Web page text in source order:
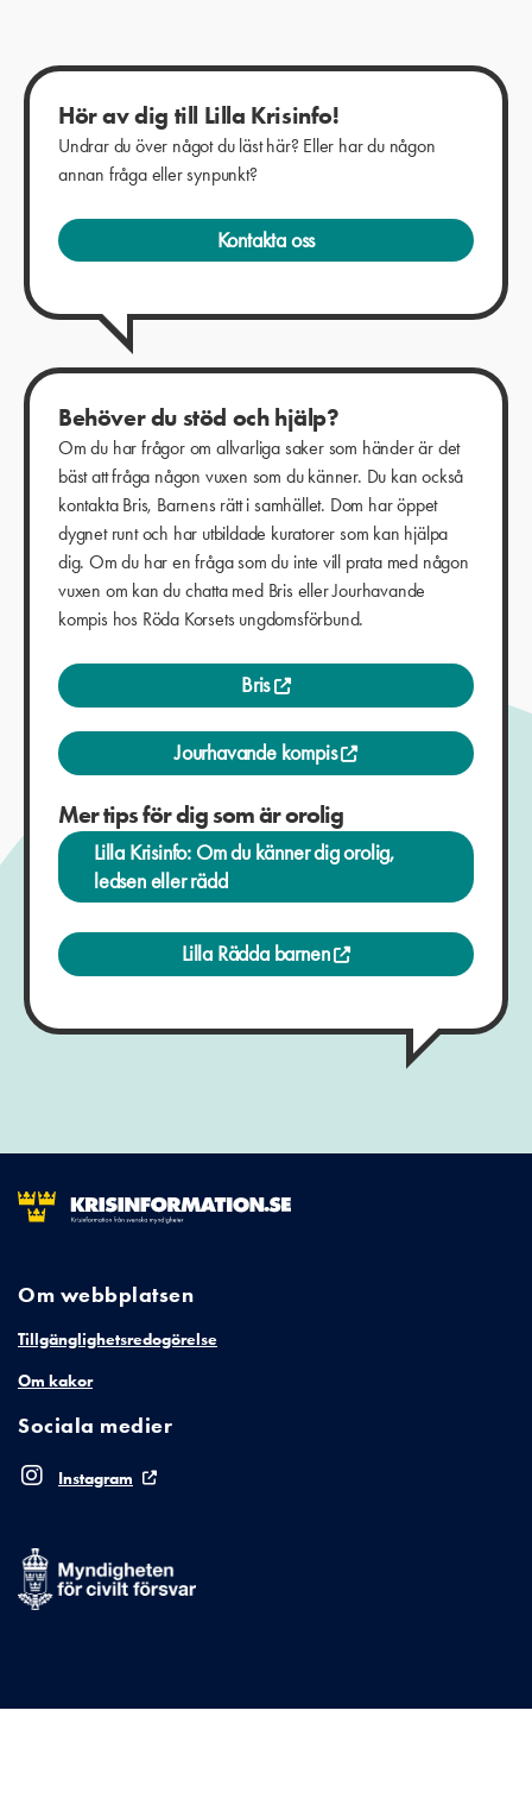
Hör av dig till Lilla Krisinfo!
Undrar du över något du läst här? Eller har du någon
annan fråga eller synpunkt?
Kontakta oss
Behöver du stöd och hjälp?
Om du har frågor om allvarliga saker som händer är det
bäst att fråga någon vuxen som du känner. Du kan också
kontakta Bris, Barnens rätt i samhället. Dom har öppet
dygnet runt och har utbildade kuratorer som kan hjälpa
dig. Om du har en fråga som du inte vill prata med någon
vuxen om kan du chatta med Bris eller Jourhavande
kompis hos Röda Korsets ungdomsförbund.
Bris
Jourhavande kompis
Mer tips för dig som är orolig
Lilla Krisinfo: Om du känner dig orolig,
ledsen eller rädd
Lilla Rädda barnen
Om webbplatsen
Tillgänglighetsredogörelse
Om kakor
Sociala medier
Instagram